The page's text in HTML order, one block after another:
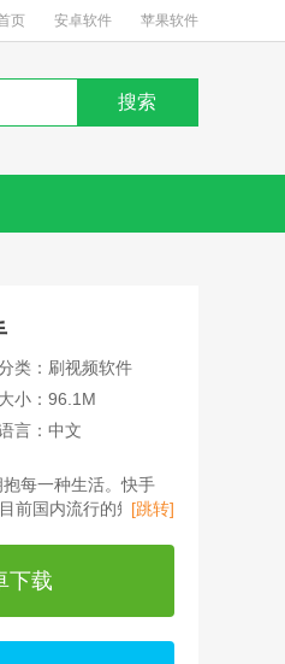
页 安卓软件 苹果软件
类：刷视频软件
小：96.1M
言：中文
每一种生活。快手
前国内流行的短视频
[跳转]
下载